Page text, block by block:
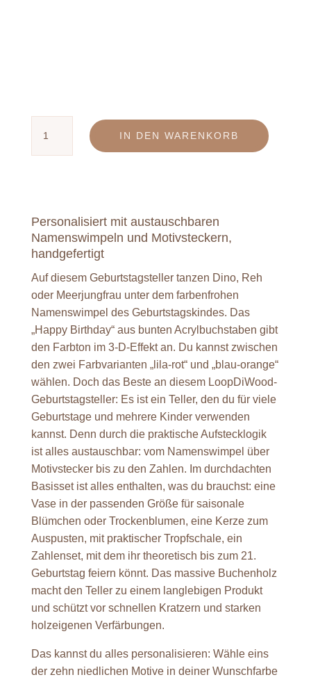
Farbenfroher
Geburtstagsteller
Motivstecker
Schmetterling
Menge
IN DEN WARENKORB
Personalisiert mit austauschbaren
Namenswimpeln und Motivsteckern,
handgefertigt
Auf diesem Geburtstagsteller tanzen Dino, Reh
oder Meerjungfrau unter dem farbenfrohen
Namenswimpel des Geburtstagskindes. Das
„Happy Birthday“ aus bunten Acrylbuchstaben gibt
den Farbton im 3-D-Effekt an. Du kannst zwischen
den zwei Farbvarianten „lila-rot“ und „blau-orange“
wählen. Doch das Beste an diesem LoopDiWood-
Geburtstagsteller: Es ist ein Teller, den du für viele
Geburtstage und mehrere Kinder verwenden
kannst. Denn durch die praktische Aufstecklogik
ist alles austauschbar: vom Namenswimpel über
Motivstecker bis zu den Zahlen. Im durchdachten
Basisset ist alles enthalten, was du brauchst: eine
Vase in der passenden Größe für saisonale
Blümchen oder Trockenblumen, eine Kerze zum
Auspusten, mit praktischer Tropfschale, ein
Zahlenset, mit dem ihr theoretisch bis zum 21.
Geburtstag feiern könnt. Das massive Buchenholz
macht den Teller zu einem langlebigen Produkt
und schützt vor schnellen Kratzern und starken
holzeigenen Verfärbungen.
Das kannst du alles personalisieren: Wähle eins
der zehn niedlichen Motive in deiner Wunschfarbe